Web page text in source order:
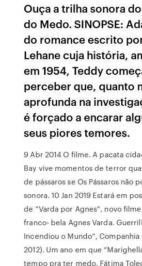
Ouça a trilha sonora
do Medo. SINOPSE:
do romance escrito
Lehane cuja história,
em 1954, Teddy
perceber que, quanto
aprofunda na
é forçado a encarar
seus piores temores.
9 Abr 2014 O filme. A pacata
Bay vive momentos de terror
de pássaros se Os Pássaros não
sonora. 10 Jan 2019 Estará em
de “Varda por Agnes”, novo
franco- bela Agnes Varda.
Incendiou o Mundo”, Companhia
2012). Um ano em que
tempo pra ter medo. Fátima